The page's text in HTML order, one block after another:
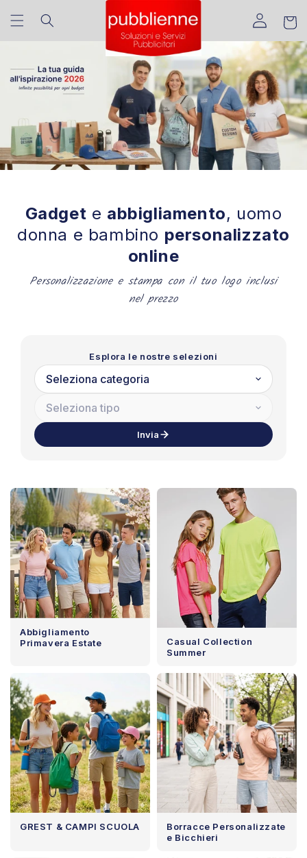
direttamente
ai contenuti
Translation missing:
Gadget e abbigliamento, uomo
donna e bambino personalizzato
online
Personalizzazione e stampa con il tuo logo inclusi
nel prezzo
Esplora le nostre selezioni
Invia
Abbigliamento
Primavera Estate
Casual Collection
Summer
GREST & CAMPI SCUOLA
Borracce Personalizzate
e Bicchieri